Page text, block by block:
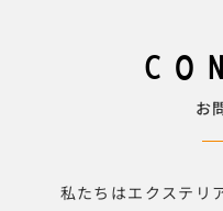
お
私たちはエクステリ